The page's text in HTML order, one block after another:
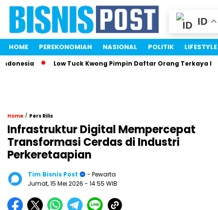
HOME PEREKONOMIAN NASIONAL POLITIK LIFESTYLE
Low Tuck Kwong Pimpin Daftar Orang Terkaya
Home / Pers Rilis
Infrastruktur Digital Mempercepat
Transformasi Cerdas di Industri
Perkeretaapian
Tim Bisnis Post
- Pewarta
Jumat, 15 Mei 2026 - 14:55 WIB
ID